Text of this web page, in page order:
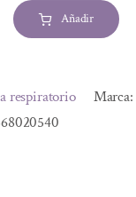
Añadir
respiratorio Marca: